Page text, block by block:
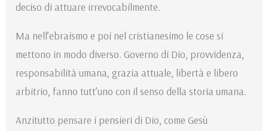
deciso di attuare irrevocabilmente.
Ma nell’ebraismo e poi nel cristianesimo le cose si
mettono in modo diverso. Governo di Dio, provvidenza,
responsabilità umana, grazia attuale, libertà e libero
arbitrio, fanno tutt’uno con il senso della storia umana.
Anzitutto pensare i pensieri di Dio, come Gesù